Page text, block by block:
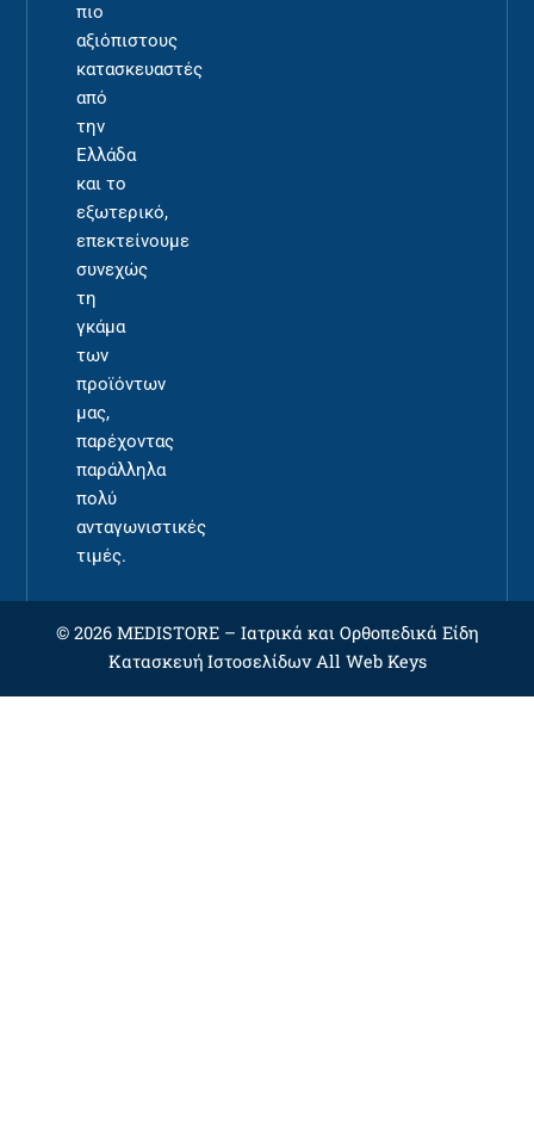
πιο
αξιόπιστους
κατασκευαστές
από
την
Ελλάδα
και το
εξωτερικό,
επεκτείνουμε
συνεχώς
τη
γκάμα
των
προϊόντων
μας,
παρέχοντας
παράλληλα
πολύ
ανταγωνιστικές
τιμές.
© 2026 MEDISTORE – Ιατρικά και Ορθοπεδικά Είδη
Κατασκευή ΙστοσελίδωνAll Web Keys